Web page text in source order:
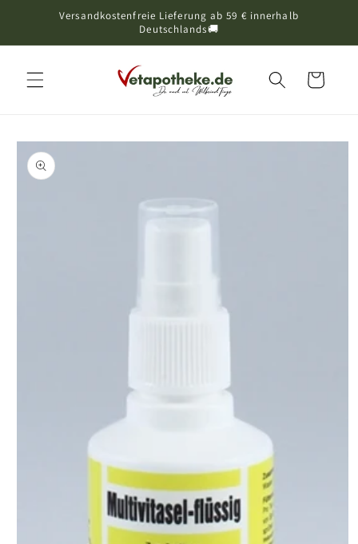
Direkt zum InhaltVersandkostenfreie Lieferung ab 59 € innerhalb
Deutschlands🚚
Warenkorb